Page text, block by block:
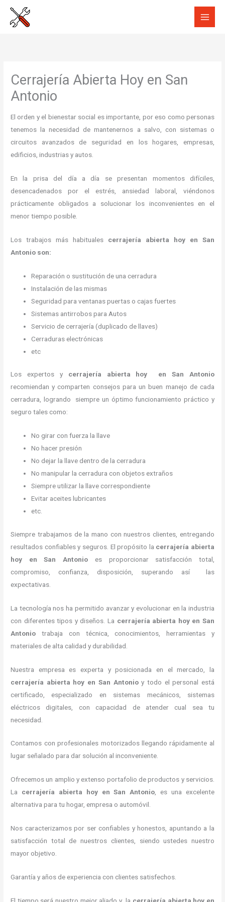
Cerrajería Abierta Hoy en San
Antonio
El orden y el bienestar social es importante, por eso como personas
tenemos la necesidad de mantenernos a salvo, con sistemas o
circuitos avanzados de seguridad en los hogares, empresas,
edificios, industrias y autos.
En la prisa del día a día se presentan momentos difíciles,
desencadenados por el estrés, ansiedad laboral, viéndonos
prácticamente obligados a solucionar los inconvenientes en el
menor tiempo posible.
Los trabajos más habituales cerrajería abierta hoy en San
Antonio son:
Reparación o sustitución de una cerradura
Instalación de las mismas
Seguridad para ventanas puertas o cajas fuertes
Sistemas antirrobos para Autos
Servicio de cerrajería (duplicado de llaves)
Cerraduras electrónicas
etc
Los expertos y cerrajería abierta hoy
en San Antonio
recomiendan y comparten consejos para un buen manejo de cada
cerradura, logrando siempre un óptimo funcionamiento práctico y
seguro tales como:
No girar con fuerza la llave
No hacer presión
No dejar la llave dentro de la cerradura
No manipular la cerradura con objetos extraños
Siempre utilizar la llave correspondiente
Evitar aceites lubricantes
etc.
Siempre trabajamos de la mano con nuestros clientes, entregando
resultados confiables y seguros. El propósito la cerrajería abierta
hoy
en San Antonio es proporcionar satisfacción total,
compromiso, confianza, disposición, superando así las
expectativas.
La tecnología nos ha permitido avanzar y evolucionar en la industria
con diferentes tipos y diseños. La cerrajería abierta hoyen San
Antonio trabaja con técnica, conocimientos, herramientas y
materiales de alta calidad y durabilidad.
Nuestra empresa es experta y posicionada en el mercado, la
cerrajería abierta hoy en San Antonioy todo el personal está
certificado, especializado en sistemas mecánicos, sistemas
eléctricos digitales, con capacidad de atender cual sea tu
necesidad.
Contamos con profesionales motorizados llegando rápidamente al
lugar señalado para dar solución al inconveniente.
Ofrecemos un amplio y extenso portafolio de productos y servicios.
La cerrajería abierta hoy en San Antonio, es una excelente
alternativa para tu hogar, empresa o automóvil.
Nos caracterizamos por ser confiables y honestos, apuntando a la
satisfacción total de nuestros clientes, siendo ustedes nuestro
mayor objetivo.
Garantía y años de experiencia con clientes satisfechos.